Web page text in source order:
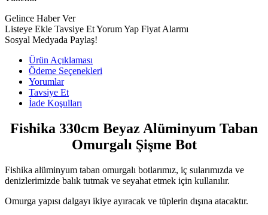
Gelince Haber Ver
Listeye Ekle Tavsiye EtYorum Yap Fiyat Alarmı
Sosyal Medyada Paylaş!
Ürün Açıklaması
Ödeme Seçenekleri
Yorumlar
Tavsiye Et
İade Koşulları
Fishika 330cm Beyaz Alüminyum Taban
Omurgalı Şişme Bot
Fishika alüminyum taban omurgalı botlarımız, iç sularımızda ve
denizlerimizde balık tutmak ve seyahat etmek için kullanılır.
Omurga yapısı dalgayı ikiye ayıracak ve tüplerin dışına atacaktır.